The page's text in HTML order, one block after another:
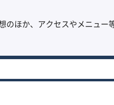
のほか、アクセスやメニュー